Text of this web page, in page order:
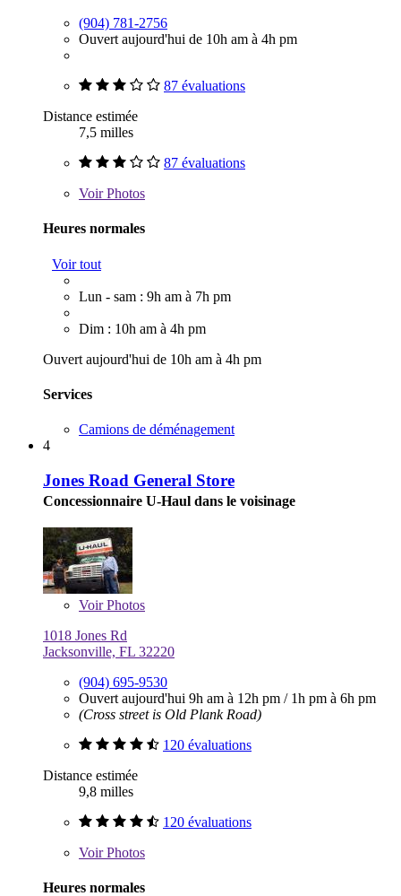
(904) 781-2756
Ouvert aujourd'hui de 10h am à 4h pm
87 évaluations
Distance estimée
7,5 milles
87 évaluations
VoirPhotos
Heures normales
Voir tout
Lun - sam : 9h am à 7h pm
Dim : 10h am à 4h pm
Ouvert aujourd'hui de 10h am à 4h pm
Services
Camions de déménagement
4
Jones Road General Store
Concessionnaire U-Haul dans le voisinage
VoirPhotos
1018 Jones Rd
Jacksonville, FL 32220
(904) 695-9530
Ouvert aujourd'hui 9h am à 12h pm / 1h pm à 6h pm
(Cross street is Old Plank Road)
120 évaluations
Distance estimée
9,8 milles
120 évaluations
VoirPhotos
Heures normales